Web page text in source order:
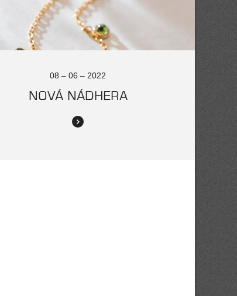
08 – 06 – 2022
NOVÁ NÁDHERA